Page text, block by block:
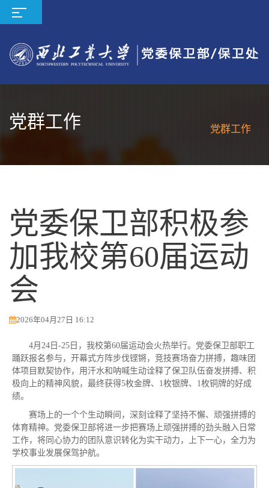
党群工作 党群工作
党委保卫部积极参
加我校第60届运动
会
2026年04月27日 16:12
4月24日-25日，我校第60届运动会火热举行。党委保卫部职工
踊跃报名参与，开幕式方阵步伐铿锵，竞技赛场奋力拼搏，趣味团
体项目默契协作，用汗水和呐喊生动诠释了保卫队伍奋发拼搏、积
极向上的精神风貌，最终获得5枚金牌、1枚银牌、1枚铜牌的好成
绩。
赛场上的一个个生动瞬间，深刻诠释了坚持不懈、顽强拼搏的
体育精神。党委保卫部将进一步把赛场上顽强拼搏的劲头融入日常
工作，将同心协力的团队意识转化为实干动力，上下一心，全力为
学校事业发展保驾护航。